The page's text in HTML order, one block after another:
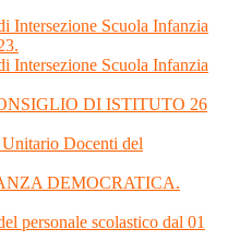
Intersezione Scuola Infanzia
Intersezione Scuola Infanzia
DI ISTITUTO 26
Docenti del
DEMOCRATICA.
personale scolastico dal 01